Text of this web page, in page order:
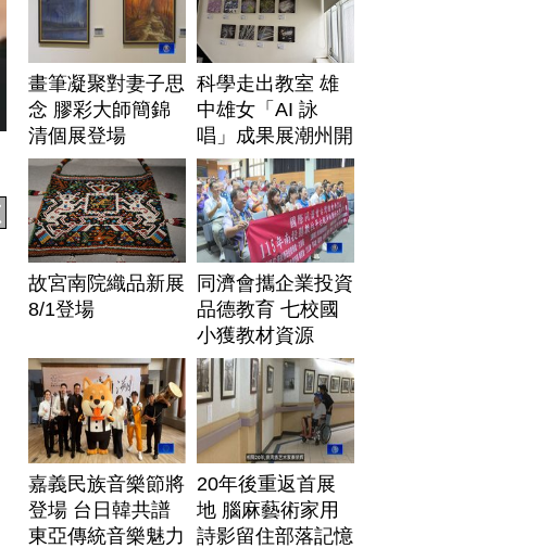
畫筆凝聚對妻子思
念 膠彩大師簡錦
清個展登場
科學走出教室 雄
中雄女「AI 詠
唱」成果展潮州開
展
故宮南院織品新展
8/1登場
同濟會攜企業投資
品德教育 七校國
小獲教材資源
嘉義民族音樂節將
登場 台日韓共譜
東亞傳統音樂魅力
20年後重返首展
地 腦麻藝術家用
詩影留住部落記憶